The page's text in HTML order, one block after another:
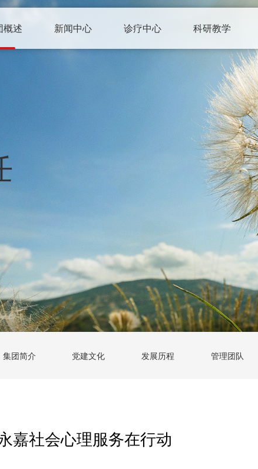
概述 新闻中心 诊疗中心 科研教学
集团简介 党建文化 发展历程 管理团队
嘉社会心理服务在行动